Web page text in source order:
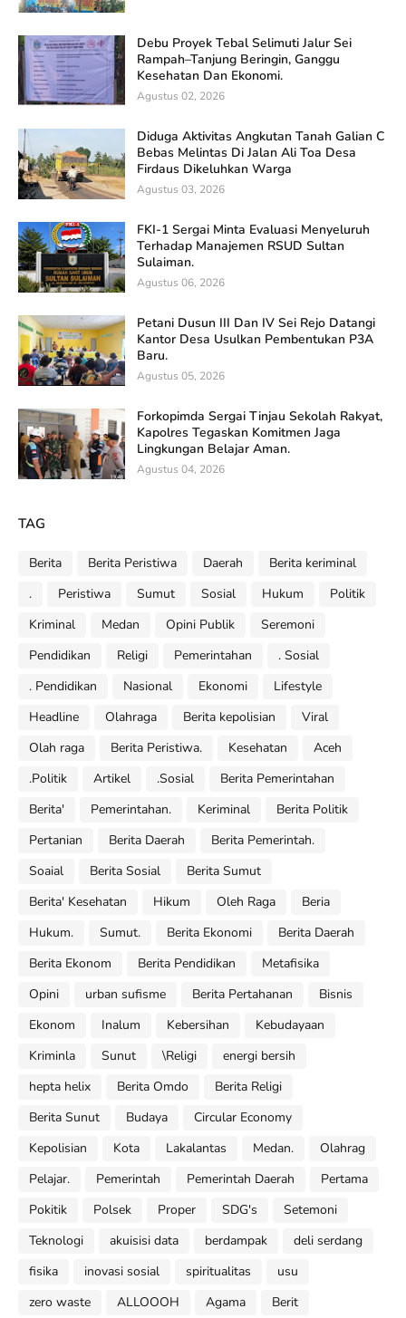
Debu Proyek Tebal Selimuti Jalur Sei
Rampah–Tanjung Beringin, Ganggu
Kesehatan Dan Ekonomi.
Agustus 02, 2026
Diduga Aktivitas Angkutan Tanah Galian C
Bebas Melintas Di Jalan Ali Toa Desa
Firdaus Dikeluhkan Warga
Agustus 03, 2026
FKI-1 Sergai Minta Evaluasi Menyeluruh
Terhadap Manajemen RSUD Sultan
Sulaiman.
Agustus 06, 2026
Petani Dusun III Dan IV Sei Rejo Datangi
Kantor Desa Usulkan Pembentukan P3A
Baru.
Agustus 05, 2026
Forkopimda Sergai Tinjau Sekolah Rakyat,
Kapolres Tegaskan Komitmen Jaga
Lingkungan Belajar Aman.
Agustus 04, 2026
TAG
Berita Berita Peristiwa Daerah
Berita keriminal
.
Peristiwa Sumut Sosial Hukum
Politik
Kriminal
Medan Opini Publik
Seremoni
Pendidikan
Religi Pemerintahan
. Sosial
. Pendidikan
Nasional Ekonomi
Lifestyle
Headline
Olahraga Berita kepolisian
Viral
Olah raga
Berita Peristiwa. Kesehatan
Aceh
.Politik
Artikel .Sosial
Berita Pemerintahan
Berita'
Pemerintahan. Keriminal
Berita Politik
Pertanian
Berita Daerah
Berita Pemerintah.
Soaial
Berita Sosial
Berita Sumut
Berita' Kesehatan
Hikum Oleh Raga
Beria
Hukum.
Sumut. Berita Ekonomi
Berita Daerah
Berita Ekonom
Berita Pendidikan
Metafisika
Opini
urban sufisme Berita Pertahanan
Bisnis
Ekonom
Inalum Kebersihan
Kebudayaan
Kriminla
Sunut \Religi
energi bersih
hepta helix
Berita Omdo
Berita Religi
Berita Sunut
Budaya
Circular Economy
Kepolisian
Kota Lakalantas Medan.
Olahrag
Pelajar.
Pemerintah Pemerintah Daerah
Pertama
Pokitik
Polsek Proper SDG's
Setemoni
Teknologi
akuisisi data berdampak
deli serdang
fisika
inovasi sosial spiritualitas
usu
zero waste
ALLOOOH Agama
Berit